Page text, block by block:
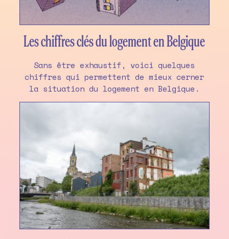
Les chiffres clés du logement en Belgique
Sans être exhaustif, voici quelques
chiffres qui permettent de mieux cerner
la situation du logement en Belgique.